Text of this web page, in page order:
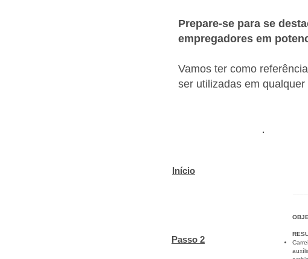
Prepare-se para se
empregadores em
Vamos ter como
ser utilizadas em qualquer
Início
Passo 2